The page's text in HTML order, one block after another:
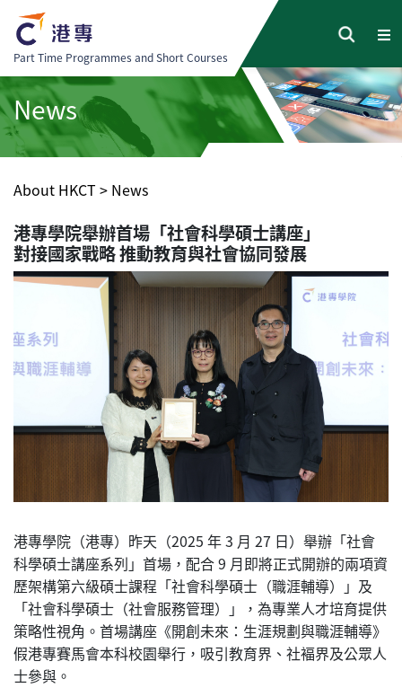
Part Time Programmes and Short Courses
News
About HKCT > News
港專學院舉辦首場「社會科學碩士講座」
對接國家戰略 推動教育與社會協同發展
港專學院（港專）昨天（2025 年 3 月 27 日）舉辦「社會
科學碩士講座系列」首場，配合 9 月即將正式開辦的兩項資
歷架構第六級碩士課程「社會科學碩士（職涯輔導）」及
「社會科學碩士（社會服務管理）」，為專業人才培育提供
策略性視角。首場講座《開創未來：生涯規劃與職涯輔導》
假港專賽馬會本科校園舉行，吸引教育界、社褔界及公眾人
士參與。